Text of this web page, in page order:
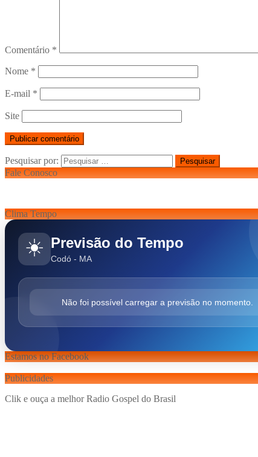
Comentário *
Nome *
E-mail *
Site
Pesquisar por:
Fale Conosco
Clima Tempo
☀️ Previsão do Tempo
Codó - MA
Não foi possível carregar a previsão no momento.
Estamos no Facebook
Publicidades
Clik e ouça a melhor Radio Gospel do Brasil